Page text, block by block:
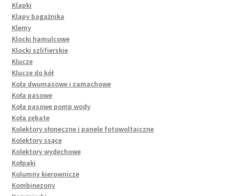
Klapki
Klapy bagażnika
Klemy
Klocki hamulcowe
Klocki szlifierskie
Klucze
Klucze do kół
Koła dwumasowe i zamachowe
Koła pasowe
Koła pasowe pomp wody
Koła zębate
Kolektory słoneczne i panele fotowoltaiczne
Kolektory ssące
Kolektory wydechowe
Kołpaki
Kolumny kierownicze
Kombinezony